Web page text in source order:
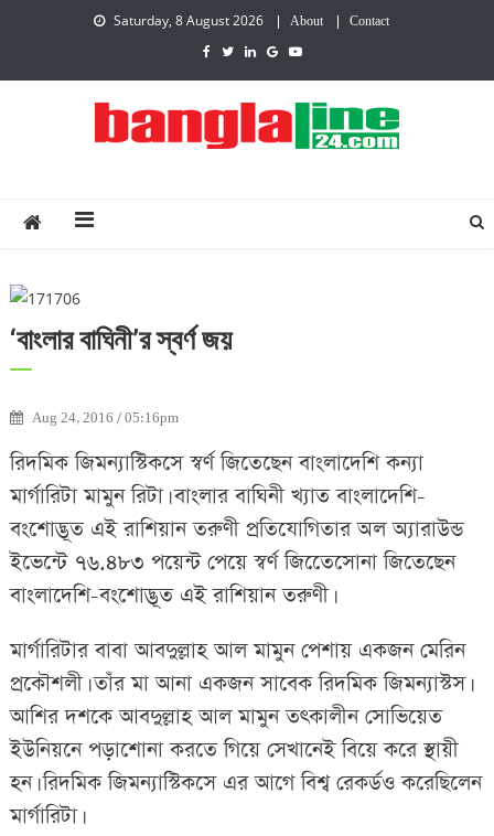
Saturday, 8 August 2026 About Contact
‘বাংলার বাঘিনী’র স্বর্ণ জয়
Aug 24, 2016 / 05:16pm
রিদমিক জিমন্যাস্টিকসে স্বর্ণ জিতেছেন বাংলাদেশি কন্যা
মার্গারিটা মামুন রিটা। বাংলার বাঘিনী খ্যাত বাংলাদেশি-
বংশোদ্ভূত এই রাশিয়ান তরুণী প্রতিযোগিতার অল অ্যারাউন্ড
ইভেন্টে ৭৬.৪৮৩ পয়েন্ট পেয়ে স্বর্ণ জিতেেসোনা জিতেছেন
বাংলাদেশি-বংশোদ্ভূত এই রাশিয়ান তরুণী।
মার্গারিটার বাবা আবদুল্লাহ আল মামুন পেশায় একজন মেরিন
প্রকৌশলী। তাঁর মা আনা একজন সাবেক রিদমিক জিমন্যাস্টস।
আশির দশকে আবদুল্লাহ আল মামুন তৎকালীন সোভিয়েত
ইউনিয়নে পড়াশোনা করতে গিয়ে সেখানেই বিয়ে করে স্থায়ী
হন। রিদমিক জিমন্যাস্টিকসে এর আগে বিশ্ব রেকর্ডও করেছিলেন
মার্গারিটা।